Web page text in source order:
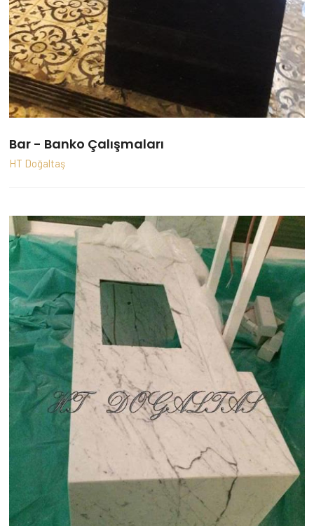
Bar - Banko Çalışmaları
HT Doğaltaş